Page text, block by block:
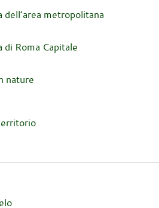
metropolitana
Roma Capitale
nature